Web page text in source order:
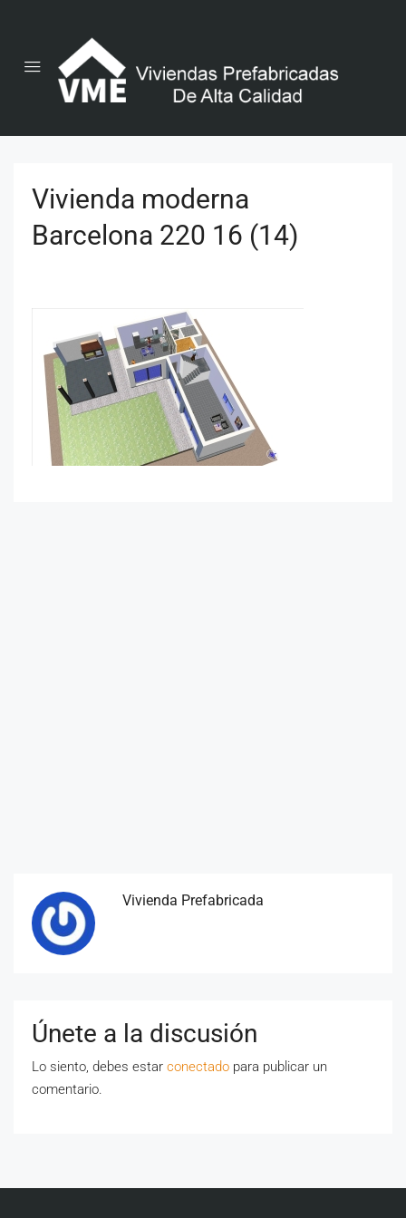
Vivienda moderna
Barcelona 220 16 (14)
Vivienda Prefabricada
Únete a la discusión
Lo siento, debes estar conectado para publicar un
comentario.